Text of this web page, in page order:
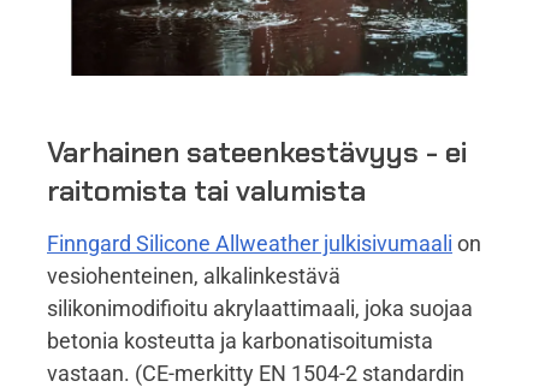
Varhainen sateenkestävyys - ei
raitomista tai valumista
Finngard Silicone Allweather julkisivumaali on
vesiohenteinen, alkalinkestävä
silikonimodifioitu akrylaattimaali, joka suojaa
betonia kosteutta ja karbonatisoitumista
vastaan. (CE-merkitty EN 1504-2 standardin